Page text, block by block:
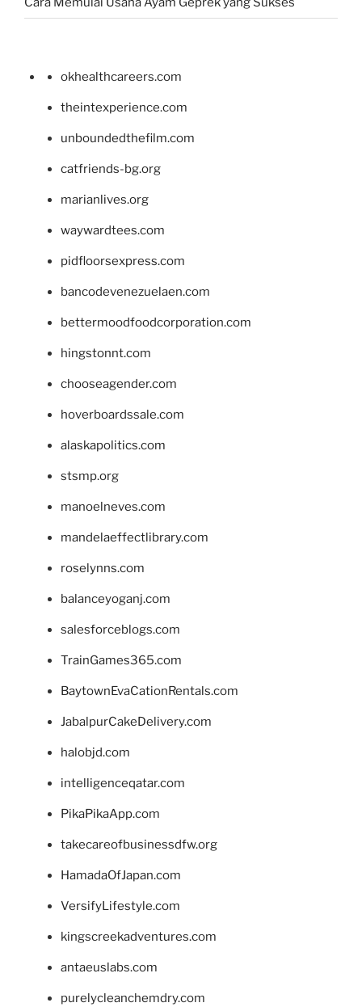
okhealthcareers.com
theintexperience.com
unboundedthefilm.com
catfriends-bg.org
marianlives.org
waywardtees.com
pidfloorsexpress.com
bancodevenezuelaen.com
bettermoodfoodcorporation.com
hingstonnt.com
chooseagender.com
hoverboardssale.com
alaskapolitics.com
stsmp.org
manoelneves.com
mandelaeffectlibrary.com
roselynns.com
balanceyoganj.com
salesforceblogs.com
TrainGames365.com
BaytownEvaCationRentals.com
JabalpurCakeDelivery.com
halobjd.com
intelligenceqatar.com
PikaPikaApp.com
takecareofbusinessdfw.org
HamadaOfJapan.com
VersifyLifestyle.com
kingscreekadventures.com
antaeuslabs.com
purelycleanchemdry.com